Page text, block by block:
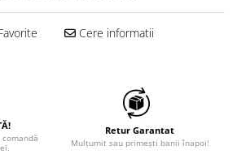
Cere informatii
comandă
Retur Garantat
Mulțumit sau primești banii înapoi!